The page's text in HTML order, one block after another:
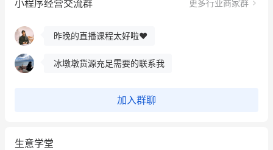
小程序经营交流群 更多行业商家群
餐饮也得靠私域和服务提高竞争力
昨晚的直播课程太好啦❤️
冰墩墩货源充足需要的联系我
加入群聊
生意学堂